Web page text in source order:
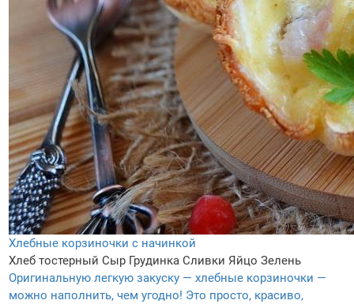
Хлебные корзиночки с начинкой
Хлеб тостерный Сыр Грудинка Сливки Яйцо Зелень
Оригинальную легкую закуску — хлебные корзиночки —
можно наполнить, чем угодно! Это просто, красиво,